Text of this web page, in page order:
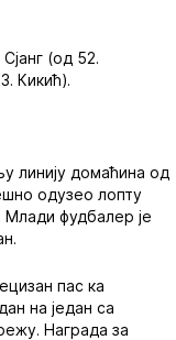
(од 52.
Кикић).
линију домаћина од
одузео лопту
Млади фудбалер је
пас ка
на један са
Награда за